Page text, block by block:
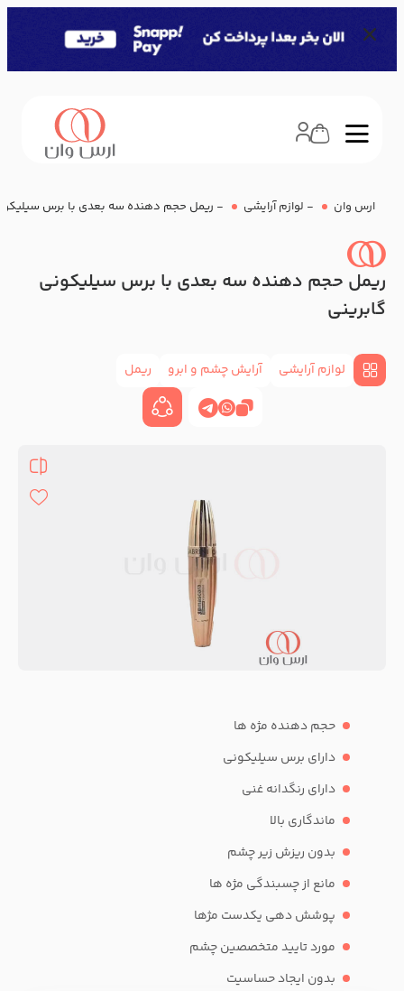
ارس وان - لوازم آرایشی - ریمل حجم دهنده سه بعدی با برس
ریمل حجم دهنده سه بعدی با برس سیلیکونی
گابرینی
لوازم آرایشی آرایش چشم و ابرو ریمل
حجم دهنده مژه ها
دارای برس سیلیکونی
دارای رنگدانه غنی
ماندگاری بالا
بدون ریزش زیر چشم
مانع از چسبندگی مژه ها
پوشش دهی یکدست مژها
مورد تایید متخصصین چشم
بدون ایجاد حساسیت